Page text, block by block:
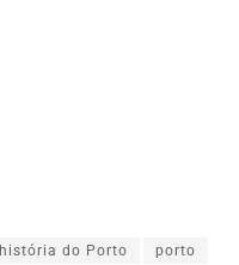
história do Porto porto